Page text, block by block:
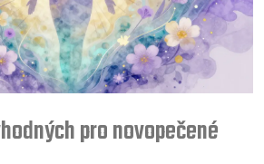
pro novopečené